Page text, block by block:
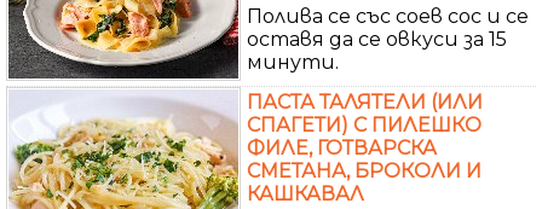
Полива се със соев сос и се
оставя да се овкуси за 15
минути.
ПАСТА ТАЛЯТЕЛИ (ИЛИ
СПАГЕТИ) С ПИЛЕШКО
ФИЛЕ, ГОТВАРСКА
СМЕТАНА, БРОКОЛИ И
КАШКАВАЛ